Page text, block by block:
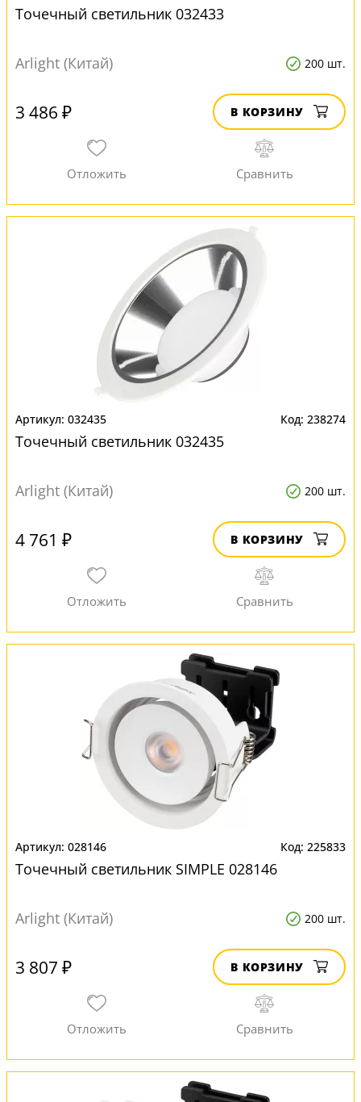
Точечный светильник 032433
Arlight (Китай) 200 шт.
3 486 ₽ В КОРЗИНУ
032435 238274
Точечный светильник 032435
Arlight (Китай) 200 шт.
4 761 ₽ В КОРЗИНУ
028146 225833
Точечный светильник SIMPLE 028146
Arlight (Китай) 200 шт.
3 807 ₽ В КОРЗИНУ